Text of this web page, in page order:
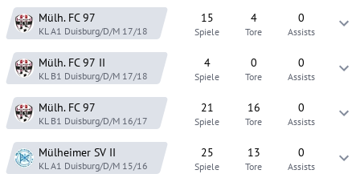
Mülh. FC 97
KL A1 Duisburg/D/M 17/18
15
Spiele
4
Tore
0
Assists
Mülh. FC 97 II
KL B1 Duisburg/D/M 17/18
4
Spiele
0
Tore
0
Assists
Mülh. FC 97
KL B1 Duisburg/D/M 16/17
21
Spiele
16
Tore
0
Assists
Mülheimer SV II
KL A1 Duisburg/D/M 15/16
25
Spiele
13
Tore
0
Assists